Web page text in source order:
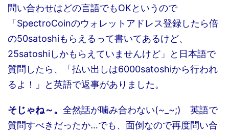
問い合わせはどの言語でもOKというので
「SpectroCoinのウォレットアドレス登録したら倍
の50satoshiもらえるって書いてあるけど、
25satoshiしかもらえていませんけど」と日本語で
質問したら、「払い出しは6000satoshiから行われ
るよ！」と英語で返事がありました。
そじゃね～。 全然話が噛み合わない(~_~;) 英語で
質問すべきだったか…でも、面倒なので再度問い合